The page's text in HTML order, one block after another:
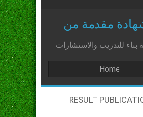
مقدمة من
بناء للتدريب والاستشارات
Home
RESULT